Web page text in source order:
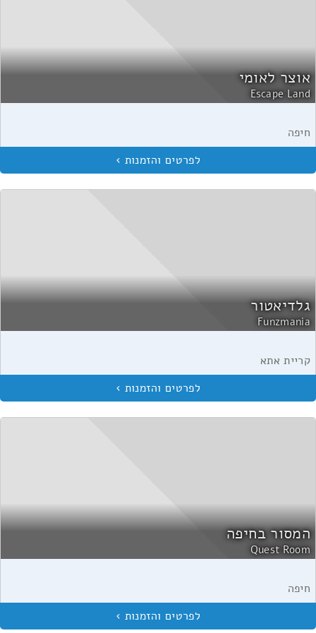
אוצר לאומי
Escape Land
חיפה
גלדיאטור
Funzmania
קריית אתא
המסור בחיפה
Quest Room
חיפה